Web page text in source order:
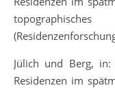
Jülich und Berg, in:
Residenzen im